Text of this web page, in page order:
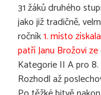
31 žáků druhého
jako již tradičně,
ročník1. místo
patří Janu Brožovi
Kategorie II A pro 8.
Rozhodl až